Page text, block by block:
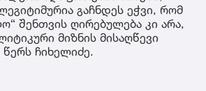
გაჩნდეს ეჭვი, რომ
შენთვის ღირებულება კი არა,
მიზნის მისაღწევი
წერს ჩიხელიძე.